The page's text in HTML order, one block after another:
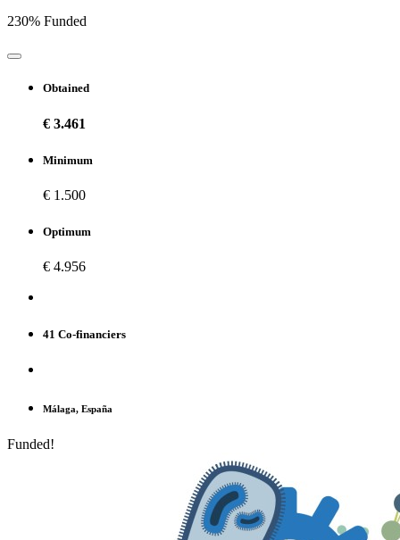
230% Funded
Obtained
€ 3.461
Minimum
€ 1.500
Optimum
€ 4.956
41 Co-financiers
Málaga, España
Funded!